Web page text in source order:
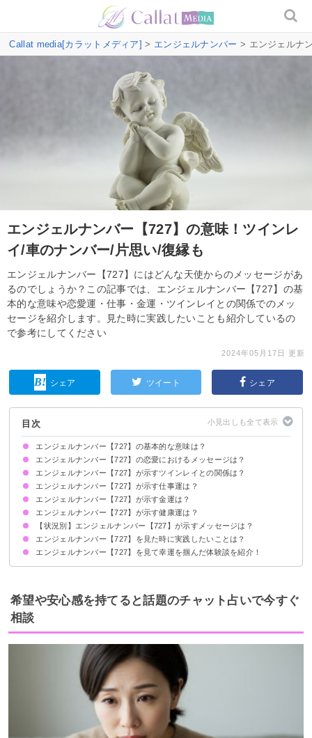
Callat media[カラットメディア] > エンジェルナンバー > エンジェルナ
エンジェルナンバー【727】の意味！ツインレ
イ/車のナンバー/片思い/復縁も
エンジェルナンバー【727】にはどんな天使からのメッセージがあ
るのでしょうか？この記事では、エンジェルナンバー【727】の基
本的な意味や恋愛運・仕事・金運・ツインレイとの関係でのメッ
セージを紹介します。見た時に実践したいことも紹介しているの
で参考にしてください
2024年05月17日 更新
シェア ツイート シェア
目次
エンジェルナンバー【727】の基本的な意味は？
天からあなたに祝福がもたらされています
自分の歩んでいる道を信じて前に進んでください
エンジェルナンバー【727】の恋愛におけるメッセージは？
片思いしている時
復縁したい時
恋人との関係について
結婚を考えている場合
別れ・離婚したい時
エンジェルナンバー【727】が示すツインレイとの関係は？
信頼関係を深めれば次のステージに進めます
サイレント期間の場合
エンジェルナンバー【727】が示す仕事運は？
エンジェルナンバー【727】が示す金運は？
エンジェルナンバー【727】が示す健康運は？
【状況別】エンジェルナンバー【727】が示すメッセージは？
何度も【727】を見る場合
時計で【727】を見る場合
車のナンバープレートで【727】を見る場合
エンジェルナンバー【727】を見た時に実践したいことは？
アファメーションを行う
自分の直感に従う
「自分ならできる」と心の中で唱える
エンジェルナンバー【727】を見て幸運を掴んだ体験談を紹介！
天職に巡り合い真っ直ぐに挑戦できた
パートナーとの絆が深まった
楽しく豊かな日々を送れるようになった
希望や安心感を持てると話題のチャット占いで今すぐ
相談